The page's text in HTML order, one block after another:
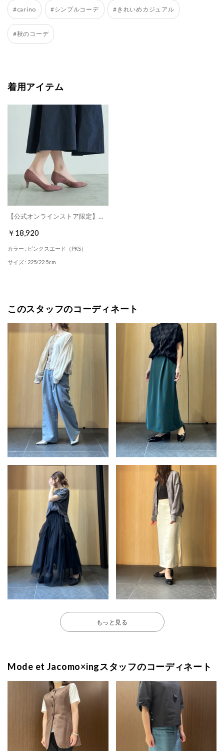
#carino #シンプルコーデ #きれいめカジュアル
#秋のコーデ
着用アイテム
【公式オンラインストア限定】ポインテッドトゥプレーンパンプス(5cmヒール) （ピンクスエード）
￥18,920
カラー : ピンクスエード（PKS）
サイズ : 225/22.5cm
このスタッフのコーディネート
もっと見る
Mode et Jacomo×ingスタッフのコーディネート